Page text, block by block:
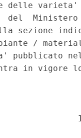
delle
del
sezione
/
pubblicato
in vigore